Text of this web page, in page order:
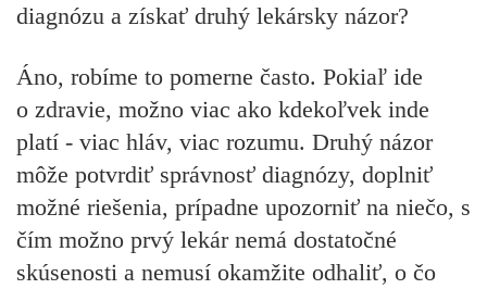
diagnózu a získať druhý lekársky názor?
Áno, robíme to pomerne často. Pokiaľ ide
o zdravie, možno viac ako kdekoľvek inde
platí - viac hláv, viac rozumu. Druhý názor
môže potvrdiť správnosť diagnózy, doplniť
možné riešenia, prípadne upozorniť na niečo, s
čím možno prvý lekár nemá dostatočné
skúsenosti a nemusí okamžite odhaliť, o čo